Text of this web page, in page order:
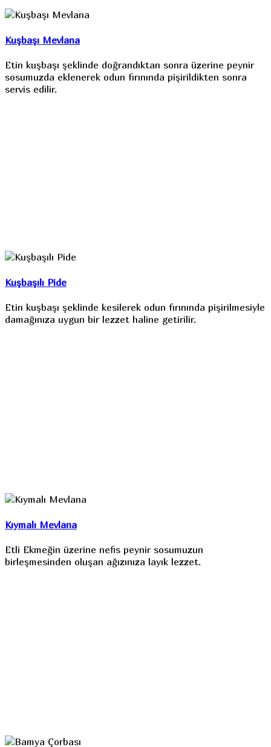
Kuşbaşı Mevlana
Etin kuşbaşı şeklinde doğrandıktan sonra üzerine peynir
sosumuzda eklenerek odun fırınında pişirildikten sonra
servis edilir.
Kuşbaşılı Pide
Etin kuşbaşı şeklinde kesilerek odun fırınında pişirilmesiyle
damağınıza uygun bir lezzet haline getirilir.
Kıymalı Mevlana
Etli Ekmeğin üzerine nefis peynir sosumuzun
birleşmesinden oluşan ağızınıza layık lezzet.